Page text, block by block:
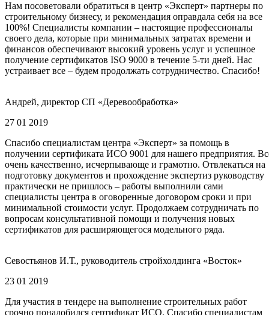
Нам посоветовали обратиться в центр «Эксперт» партнеры по
строительному бизнесу, и рекомендация оправдала себя на все
100%! Специалисты компании – настоящие профессионалы
своего дела, которые при минимальных затратах времени и
финансов обеспечивают высокий уровень услуг и успешное
получение сертификатов ISO 9000 в течение 5-ти дней. Нас
устраивает все – будем продолжать сотрудничество. Спасибо!
Андрей, директор СП «Деревообработка»
27 01 2019
Спасибо специалистам центра «Эксперт» за помощь в
получении сертификата ИСО 9001 для нашего предприятия.
очень качественно, исчерпывающе и грамотно. Отвлекаться на
подготовку документов и прохождение экспертиз руководству
практически не пришлось – работы выполнили сами
специалисты центра в оговоренные договором сроки и при
минимальной стоимости услуг. Продолжаем сотрудничать по
вопросам консультативной помощи и получения новых
сертификатов для расширяющегося модельного ряда.
Севостьянов И.Т., руководитель стройхолдинга «Восток»
23 01 2019
Для участия в тендере на выполнение строительных работ
срочно понадобился сертификат ИСО. Спасибо специалистам